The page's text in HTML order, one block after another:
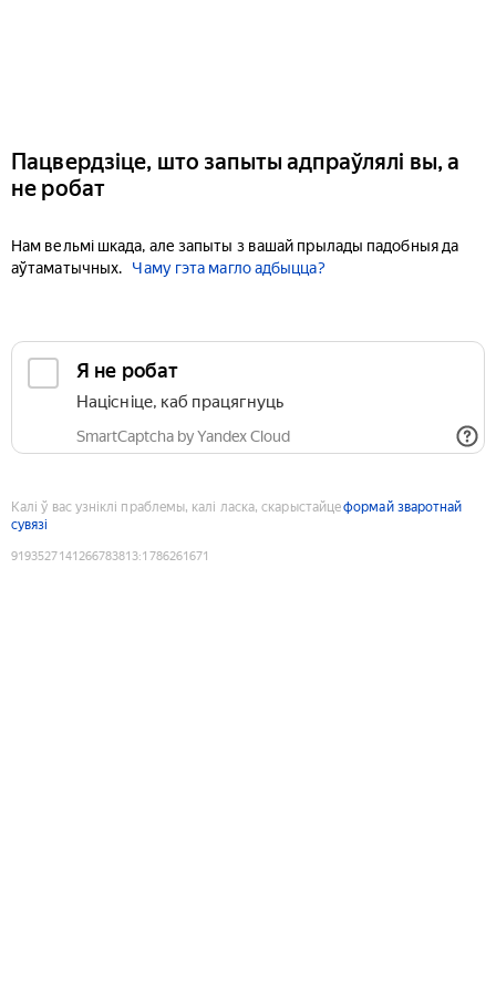
Пацвердзіце, што запыты адпраўлялі вы, а
не робат
Нам вельмі шкада, але запыты з вашай прылады падобныя да
аўтаматычных.
Чаму гэта магло адбыцца?
Я не робат
Націсніце, каб працягнуць
SmartCaptcha by Yandex Cloud
Калі ў вас узніклі праблемы, калі ласка, скарыстайцеформай зваротнай
сувязі
9193527141266783813:1786261671